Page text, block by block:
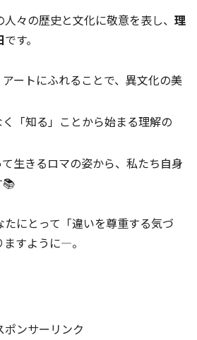
々の歴史と文化に敬意を表し、 理
です。
ートにふれることで、異文化の美
「知る」ことから始まる理解の
生きるロマの姿から、私たち自身
📚
にとって「違いを尊重する気づ
すように—。
ポンサーリンク